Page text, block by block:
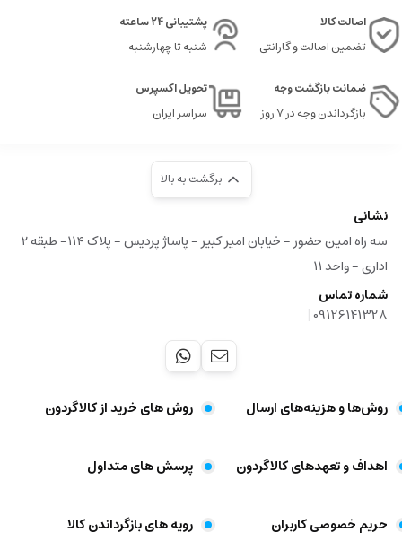
برای مهمانی‌ها و خانواده‌های بزرگ بسیار مناسب است.
طراحی ارگونومیک، بدنه مقاوم از جنس استیل ضدزنگ و دستگیره‌های عایق
حرارت، همگی به کیفیت، دوام و ایمنی این دستگاه می‌افزایند.
اصالت کالا
تضمین اصالت و گارانتی
پشتیبانی 24 ساعته
شنبه تا چهارشنبه
ضمانت بازگشت وجه
بازگرداندن وجه در ۷ روز
تحویل اکسپرس
سراسر ایران
برگشت به بالا
نشانی
سه راه امین حضور - خیابان امیر کبیر - پاساژ پردیس - پلاک ۱۱۴- طبقه ۲
اداری - واحد ۱۱
شماره تماس
09126141328
|
روش‌ها و هزینه‌های ارسال روش های خرید از کالاگردون
اهداف و تعهد‌های کالاگردون پرسش های متداول
حریم خصوصی کاربران رویه های بازگرداندن کالا